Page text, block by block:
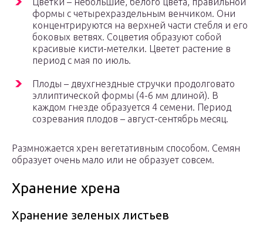
формы с четырехраздельным венчиком. Они
концентрируются на верхней части стебля и его
боковых ветвях. Соцветия образуют собой
красивые кисти-метелки. Цветет растение в
период с мая по июль.
Плоды – двухгнездные стручки продолговато
эллиптической формы (4-6 мм длиной). В
каждом гнезде образуется 4 семени. Период
созревания плодов – август-сентябрь месяц.
Размножается хрен вегетативным способом. Семян
образует очень мало или не образует совсем.
Хранение хрена
Хранение зеленых листьев